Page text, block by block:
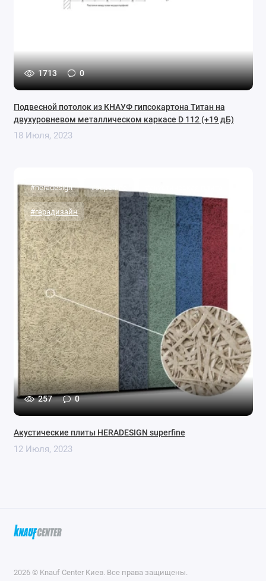
1713 0
Подвесной потолок из КНАУФ гипсокартона Титан на
двухуровневом металлическом каркасе D 112 (+19 дБ)
18 Июля, 2023
#heradesign #superfine
#герадизайн
257 0
Акустические плиты HERADESIGN superfine
12 Июля, 2023
2026 © Knauf Center Киев. Все права защищены.